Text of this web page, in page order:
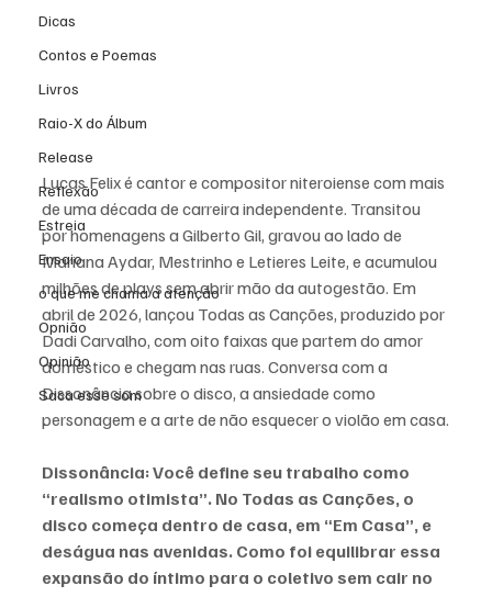
Dicas
Contos e Poemas
Livros
Raio-X do Álbum
Release
Reflexão
Estreia
Ensaio
o que me chama a atenção
Opnião
Opinião
Saca esse som
Lucas Felix é cantor e compositor niteroiense com mais
de uma década de carreira independente. Transitou
por homenagens a Gilberto Gil, gravou ao lado de
Mariana Aydar, Mestrinho e Letieres Leite, e acumulou
milhões de plays sem abrir mão da autogestão. Em
abril de 2026, lançou Todas as Canções, produzido por
Dadi Carvalho, com oito faixas que partem do amor
doméstico e chegam nas ruas. Conversa com a
Dissonância sobre o disco, a ansiedade como
personagem e a arte de não esquecer o violão em casa.
Dissonância: Você define seu trabalho como
“realismo otimista”. No Todas as Canções, o
disco começa dentro de casa, em “Em Casa”, e
deságua nas avenidas. Como foi equilibrar essa
expansão do íntimo para o coletivo sem cair no